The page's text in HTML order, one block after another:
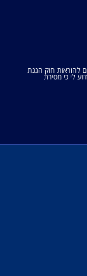
להוראות חוק הגנת
לי כי מסירת